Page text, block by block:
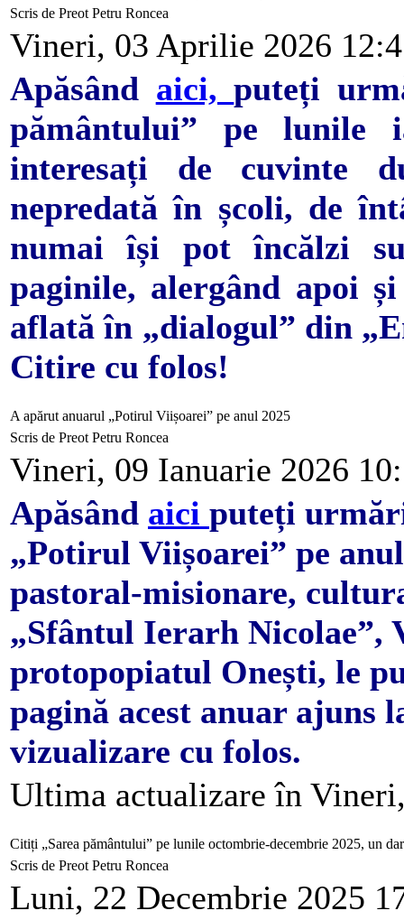
Scris de Preot Petru Roncea
Vineri, 03 Aprilie 2026
Apăsând aici,puteți
pământului” pe lunile
interesați de cuvinte
nepredată în școli, de
numai își pot încălzi
paginile, alergând apoi
aflată în „dialogul” din
Citire cu folos!
A apărut anuarul „Potirul Viișoarei” pe anul 2025
Scris de Preot Petru Roncea
Vineri, 09 Ianuarie 2026
Apăsând aici puteți
„Potirul Viișoarei” pe
pastoral-misionare,
„Sfântul Ierarh Nicolae”,
protopopiatul Onești, le
pagină acest anuar ajuns
vizualizare cu folos.
Ultima actualizare în
Citiți „Sarea pământului” pe lunile octombrie-decembrie 2025, un
Scris de Preot Petru Roncea
Luni, 22 Decembrie 2025